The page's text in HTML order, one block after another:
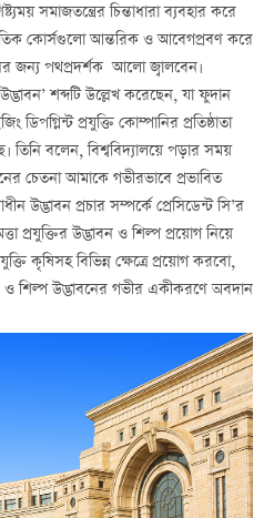
সমাজতন্ত্রের চিন্তাধারা ব্যবহার করে
কোর্সগুলো আন্তরিক ও আবেগপ্রবণ করে
জন্য পথপ্রদর্শক আলো জ্বালবেন।
শব্দটি উল্লেখ করেছেন, যা ফুদান
ডিপগ্লিন্ট প্রযুক্তি কোম্পানির প্রতিষ্ঠাতা
তিনি বলেন, বিশ্ববিদ্যালয়ে পড়ার সময়
চেতনা আমাকে গভীরভাবে প্রভাবিত
উদ্ভাবন প্রচার সম্পর্কে প্রেসিডেন্ট সি’র
প্রযুক্তির উদ্ভাবন ও শিল্প প্রয়োগ নিয়ে
কৃষিসহ বিভিন্ন ক্ষেত্রে প্রয়োগ করবো,
ও শিল্প উদ্ভাবনের গভীর একীকরণে অবদান